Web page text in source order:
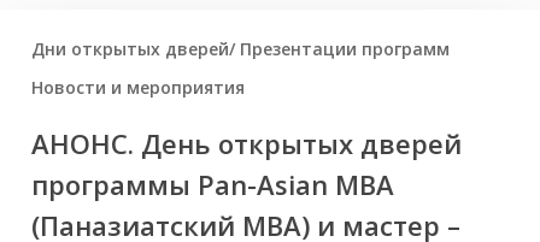
Дни открытых дверей/ Презентации программ
Новости и мероприятия
АНОНС. День открытых дверей
программы Pan-Asian MBA
(Паназиатский MBA) и мастер –